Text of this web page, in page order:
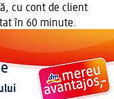
cu cont de client
în 60 minute.